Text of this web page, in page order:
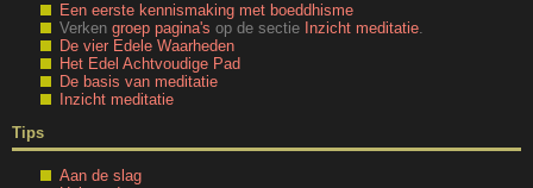
Een eerste kennismaking met boeddhisme
Verken groep pagina's op de sectie Inzicht meditatie.
De vier Edele Waarheden
Het Edel Achtvoudige Pad
De basis van meditatie
Inzicht meditatie
Tips
Aan de slag